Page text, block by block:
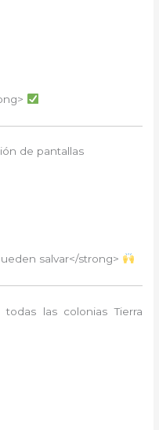
de pantallas
salvar</strong>
las colonias Tierra